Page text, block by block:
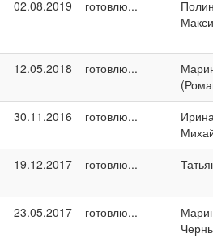
02.08.2019 готовлю...
12.05.2018 готовлю...
30.11.2016 готовлю...
19.12.2017 готовлю...
23.05.2017 готовлю...